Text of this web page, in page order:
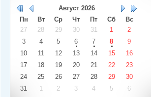
Август 2026
Пн
Вт Ср Чт Пт Сб
Вс
27
28 29 30 31 1
2
3
4 5 6 7 8
9
10
11 12 13 14 15
16
17
18 19 20 21 22
23
24
25 26 27 28 29
30
31
1 2 3 4 5 6